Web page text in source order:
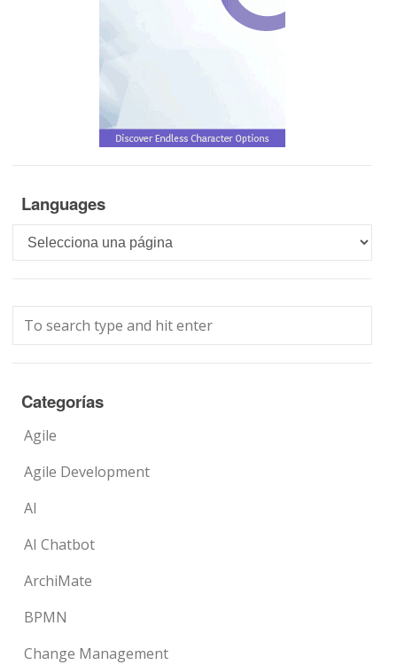
Languages
Languages
Categorías
Agile
Agile Development
AI
AI Chatbot
ArchiMate
BPMN
Change Management